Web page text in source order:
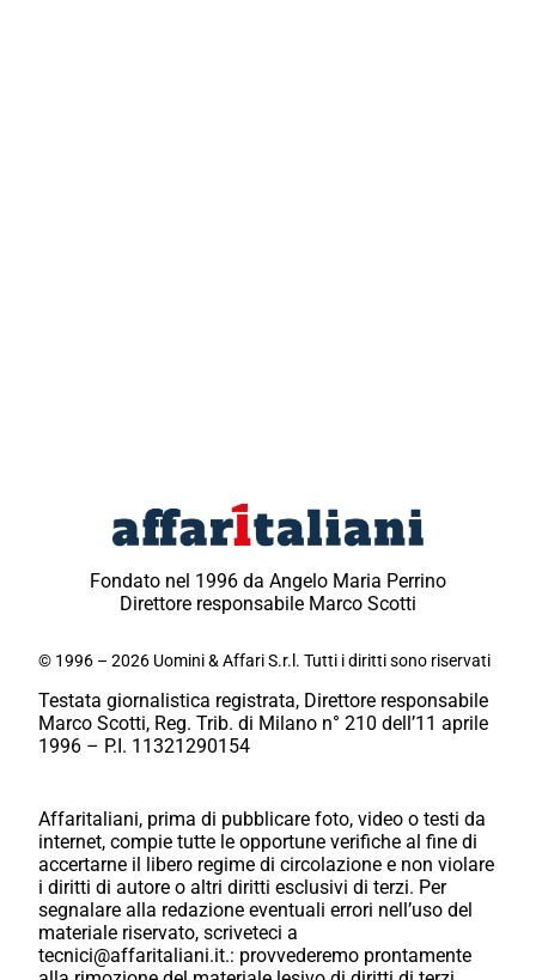
Fondato nel 1996 da Angelo Maria Perrino
Direttore responsabile Marco Scotti
© 1996 – 2026 Uomini & Affari S.r.l. Tutti i diritti sono riservati
Testata giornalistica registrata, Direttore responsabile
Marco Scotti, Reg. Trib. di Milano n° 210 dell’11 aprile
1996 – P.I. 11321290154
Affaritaliani, prima di pubblicare foto, video o testi da
internet, compie tutte le opportune verifiche al fine di
accertarne il libero regime di circolazione e non violare
i diritti di autore o altri diritti esclusivi di terzi. Per
segnalare alla redazione eventuali errori nell’uso del
materiale riservato, scriveteci a
tecnici@affaritaliani.it.: provvederemo prontamente